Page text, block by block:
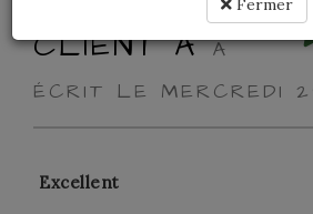
CLIENT A A
ÉCRIT LE MERCREDI
Excellent
Fermer